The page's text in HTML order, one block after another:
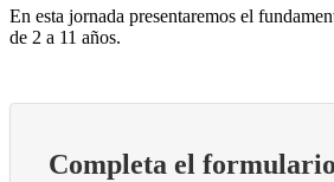
En esta jornada presentaremos el
de 2 a 11 años.
Completa el